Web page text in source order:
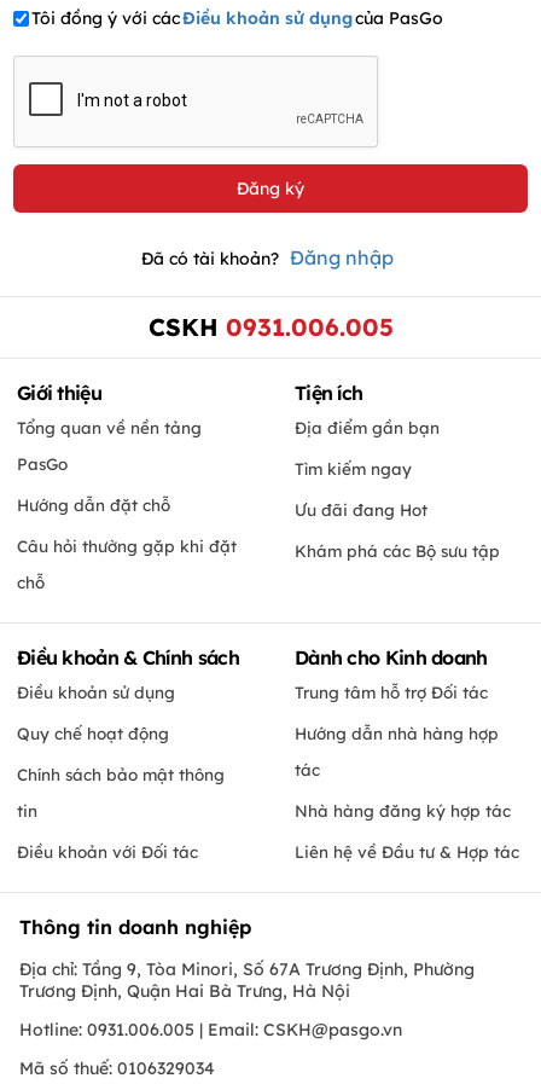
Tôi đồng ý với cácĐiều khoản sử dụngcủa PasGo
Đã có tài khoản? Đăng nhập
CSKH 0931.006.005
Giới thiệu
Tổng quan về nền tảng
PasGo
Hướng dẫn đặt chỗ
Câu hỏi thường gặp khi đặt
chỗ
Tiện ích
Địa điểm gần bạn
Tìm kiếm ngay
Ưu đãi đang Hot
Khám phá các Bộ sưu tập
Điều khoản & Chính sách
Điều khoản sử dụng
Quy chế hoạt động
Chính sách bảo mật thông
tin
Điều khoản với Đối tác
Dành cho Kinh doanh
Trung tâm hỗ trợ Đối tác
Hướng dẫn nhà hàng hợp
tác
Nhà hàng đăng ký hợp tác
Liên hệ về Đầu tư & Hợp tác
Thông tin doanh nghiệp
Địa chỉ: Tầng 9, Tòa Minori, Số 67A Trương Định, Phường
Trương Định, Quận Hai Bà Trưng, Hà Nội
Hotline: 0931.006.005 | Email: CSKH@pasgo.vn
Mã số thuế: 0106329034